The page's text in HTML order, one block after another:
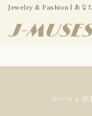
コ
ン
Jewelry & Fashion | あな
ホーム »